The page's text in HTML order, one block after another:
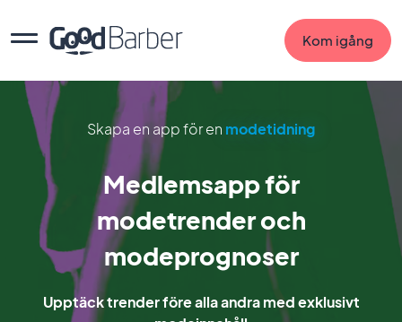
Kom igång
Skapa en app för en modetidning
Medlemsapp för
modetrender och
modeprognoser
Upptäck trender före alla andra med exklusivt